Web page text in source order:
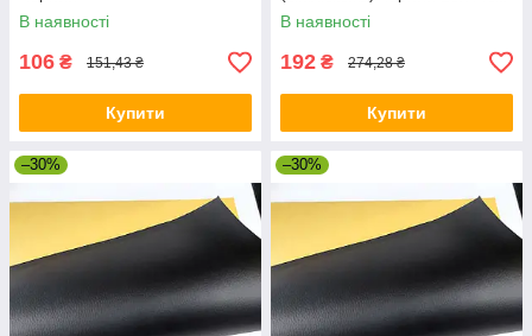
В наявності
106 ₴ 151,43 ₴
Купити
В наявності
192 ₴ 274,28 ₴
Купити
–30% –30%